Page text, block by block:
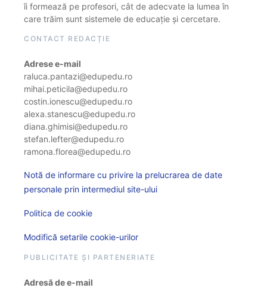
îi formează pe profesori, cât de adecvate la lumea în
care trăim sunt sistemele de educație și cercetare.
CONTACT REDACȚIE
Adrese e-mail
raluca.pantazi@edupedu.ro
mihai.peticila@edupedu.ro
costin.ionescu@edupedu.ro
alexa.stanescu@edupedu.ro
diana.ghimisi@edupedu.ro
stefan.lefter@edupedu.ro
ramona.florea@edupedu.ro
Notă de informare cu privire la prelucrarea de date
personale prin intermediul site-ului
Politica de cookie
Modifică setarile cookie-urilor
PUBLICITATE ȘI PARTENERIATE
Adresă de e-mail